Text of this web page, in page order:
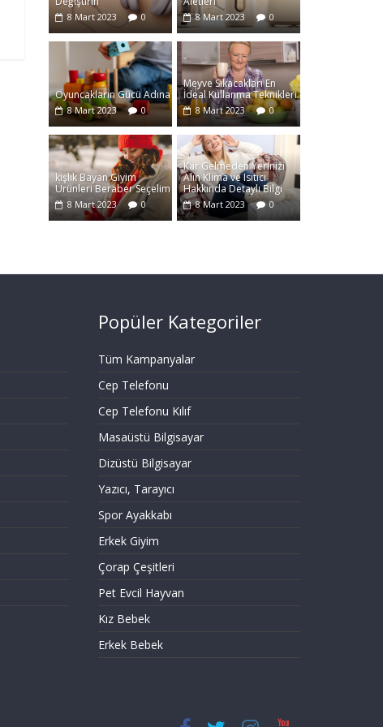
8 Mart 2023 0 8 Mart 2023 0
Oyuncakların Gücü Adına
8 Mart 2023 0
Meyve Sıkacakları En
İdeal Kullanma Teknikleri
8 Mart 2023 0
kışlık Bayan Giyim
Ürünleri Beraber Seçelim
8 Mart 2023 0
Kar Gelmeden Yerinizi
Alın Klima ve Isıtıcı
Hakkında Detaylı Bilgi
8 Mart 2023 0
Popüler Kategoriler
Tüm Kampanyalar
Cep Telefonu
Cep Telefonu Kılıf
Masaüstü Bilgisayar
Dizüstü Bilgisayar
Yazıcı, Tarayıcı
Spor Ayakkabı
Erkek Giyim
Çorap Çeşitleri
Pet Evcil Hayvan
Kız Bebek
Erkek Bebek